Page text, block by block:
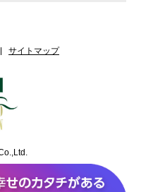
サイトマップ